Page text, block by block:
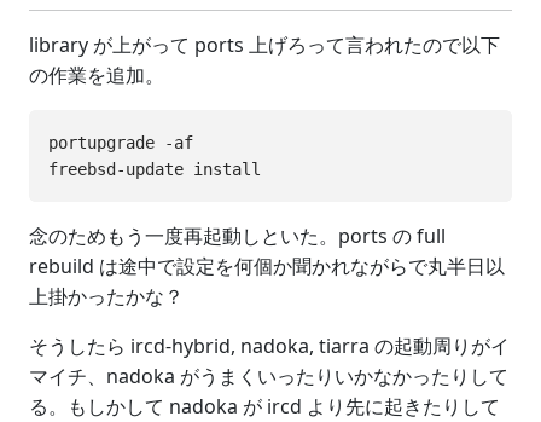
library が上がって ports 上げろって言われたので以下
の作業を追加。
portupgrade -af
念のためもう一度再起動しといた。ports の full
rebuild は途中で設定を何個か聞かれながらで丸半日以
上掛かったかな？
そうしたら ircd-hybrid, nadoka, tiarra の起動周りがイ
マイチ、nadoka がうまくいったりいかなかったりして
る。もしかして nadoka が ircd より先に起きたりして